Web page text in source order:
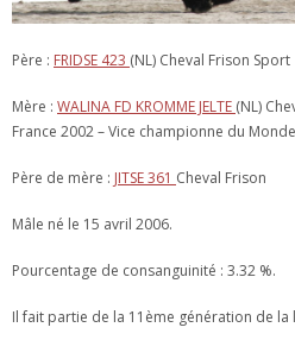
Père : FRIDSE 423 (NL) Cheval Frison Sport
Mère : WALINA FD KROMME JELTE (NL)
France 2002 – Vice championne du
Père de mère : JITSE 361 Cheval Frison
Mâle né le 15 avril 2006.
Pourcentage de consanguinité : 3.32 %.
Il fait partie de la 11ème génération de la